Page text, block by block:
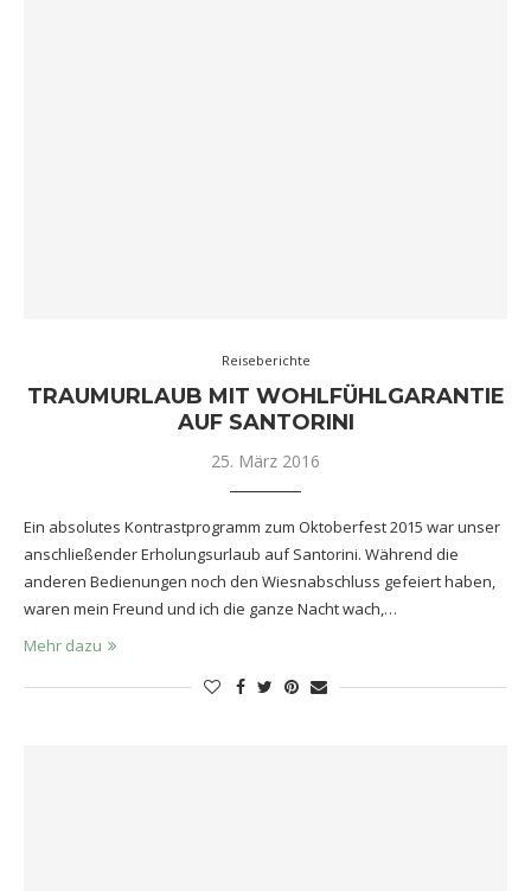
Reiseberichte
TRAUMURLAUB MIT WOHLFÜHLGARANTIE
AUF SANTORINI
25. März 2016
Ein absolutes Kontrastprogramm zum Oktoberfest 2015 war unser
anschließender Erholungsurlaub auf Santorini. Während die
anderen Bedienungen noch den Wiesnabschluss gefeiert haben,
waren mein Freund und ich die ganze Nacht wach,…
Mehr dazu